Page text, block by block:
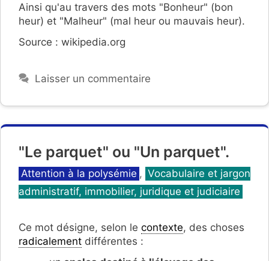
Ainsi qu'au travers des mots "Bonheur" (bon
heur) et "Malheur" (mal heur ou mauvais heur).
Source : wikipedia.org
Laisser un commentaire
"Le parquet" ou "Un parquet".
Catégories
Attention à la polysémie , Vocabulaire et jargon
administratif, immobilier, juridique et judiciaire
Ce mot désigne, selon le contexte, des choses
radicalement différentes :